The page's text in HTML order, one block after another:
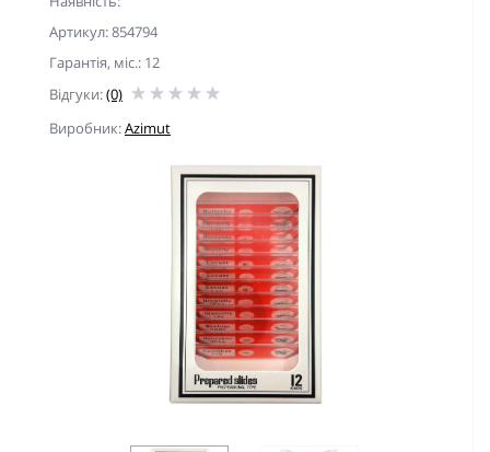
Артикул: 854794
Гарантiя, мic.: 12
Відгуки:(0)
Виробник:Azimut